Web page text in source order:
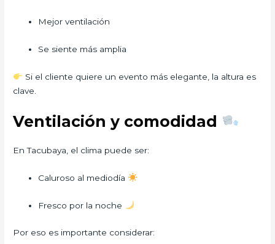
Mejor ventilación
Se siente más amplia
Si el cliente quiere un evento más elegante, la altura es
clave.
Ventilación y comodidad
En Tacubaya, el clima puede ser:
Caluroso al mediodía
Fresco por la noche
Por eso es importante considerar: